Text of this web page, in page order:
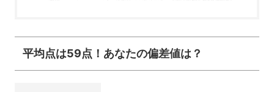
平均点は59点！あなたの偏差値は？